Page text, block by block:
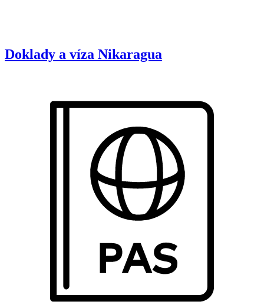
Doklady a víza Nikaragua